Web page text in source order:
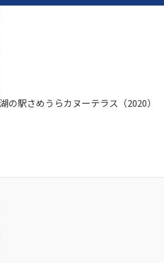
湖の駅さめうらカヌーテラス（2020）